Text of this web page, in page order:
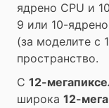
ядрено CPU и
9 или 10-
(за моделите с
пространство.
С 12-
широка 12-